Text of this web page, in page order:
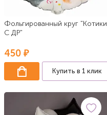
Фольгированный круг "Котики
С ДР"
450 ₽
Купить в 1 клик